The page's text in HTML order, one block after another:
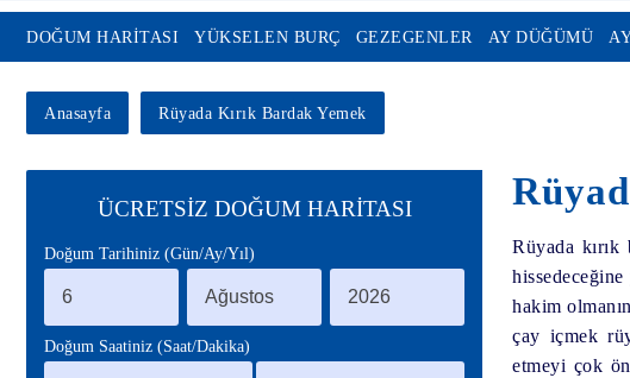
DOĞUM HARİTASI YÜKSELEN BURÇ GEZEGENLER AY DÜĞÜMÜ
Anasayfa Rüyada Kırık Bardak Yemek
ÜCRETSİZ DOĞUM HARİTASI
Doğum Tarihiniz (Gün/Ay/Yıl)
Doğum Saatiniz (Saat/Dakika)
Rüyada
hakim
çay içmek
etmeyi çok